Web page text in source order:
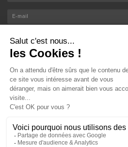
En envoyant ce formulaire, nous collectons votre